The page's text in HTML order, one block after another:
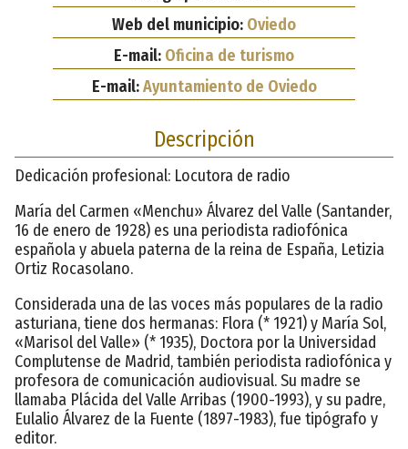
Web del municipio: Oviedo
E-mail: Oficina de turismo
E-mail:Ayuntamiento de Oviedo
Descripción
Dedicación profesional: Locutora de radio
María del Carmen «Menchu» Álvarez del Valle (Santander,
16 de enero de 1928) es una periodista radiofónica
española y abuela paterna de la reina de España, Letizia
Ortiz Rocasolano.
Considerada una de las voces más populares de la radio
asturiana, tiene dos hermanas: Flora (* 1921) y María Sol,
«Marisol del Valle» (* 1935), Doctora por la Universidad
Complutense de Madrid, también periodista radiofónica y
profesora de comunicación audiovisual. Su madre se
llamaba Plácida del Valle Arribas (1900-1993), y su padre,
Eulalio Álvarez de la Fuente (1897-1983), fue tipógrafo y
editor.